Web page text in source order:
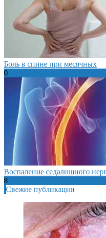
Боль в спине при месячных
0
Воспаление седалищного
8
Свежие публикации